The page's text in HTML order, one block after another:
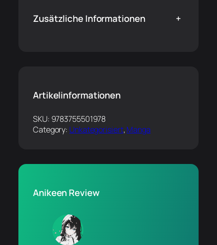
Zusätzliche Informationen +
Artikelinformationen
SKU: 9783755501978
Category: Unkategorisiert, Manga
Anikeen Review